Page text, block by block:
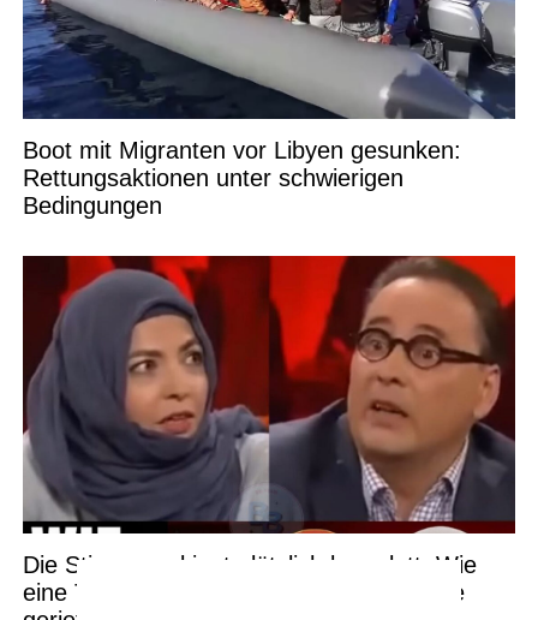
Boot mit Migranten vor Libyen gesunken:
Rettungsaktionen unter schwierigen
Bedingungen
Die Stimmung kippt plötzlich komplett: Wie
eine Talkshow-Diskussion außer Kontrolle